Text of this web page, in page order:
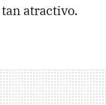
tan atractivo.